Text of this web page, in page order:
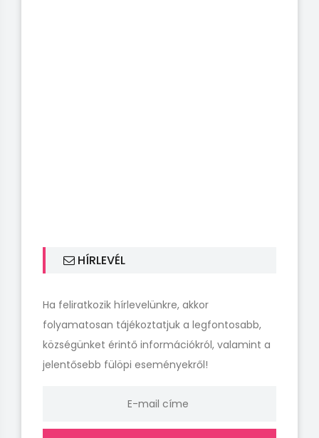
HÍRLEVÉL
Ha feliratkozik hírlevelünkre, akkor
folyamatosan tájékoztatjuk a legfontosabb,
községünket érintő információkról, valamint a
jelentősebb fülöpi eseményekről!